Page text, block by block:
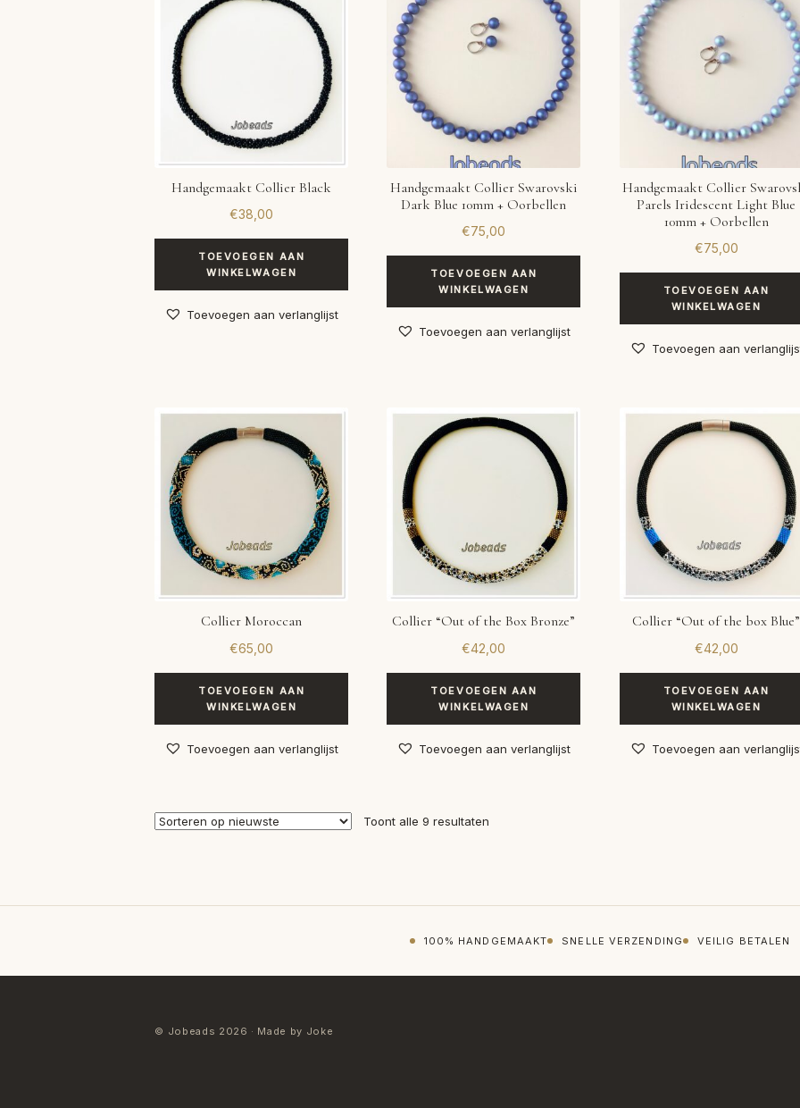
Handgemaakt Collier Black
€38,00
TOEVOEGEN AAN
WINKELWAGEN
Toevoegen aan verlanglijst
Handgemaakt Collier Swarovski
Dark Blue 10mm + Oorbellen
€75,00
TOEVOEGEN AAN
WINKELWAGEN
Toevoegen aan verlanglijst
Handgemaakt Collier
Parels Iridescent Light Blue
10mm + Oorbellen
€75,00
TOEVOEGEN AAN
WINKELWAGEN
Toevoegen aan
Collier Moroccan
€65,00
TOEVOEGEN AAN
WINKELWAGEN
Toevoegen aan verlanglijst
Collier “Out of the Box Bronze”
€42,00
TOEVOEGEN AAN
WINKELWAGEN
Toevoegen aan verlanglijst
Collier “Out of the box Blue”
€42,00
TOEVOEGEN AAN
WINKELWAGEN
Toevoegen aan
Toont alle 9 resultaten
100% HANDGEMAAKT SNELLE VERZENDING VEILIG BETALEN
© Jobeads 2026 · Made by Joke